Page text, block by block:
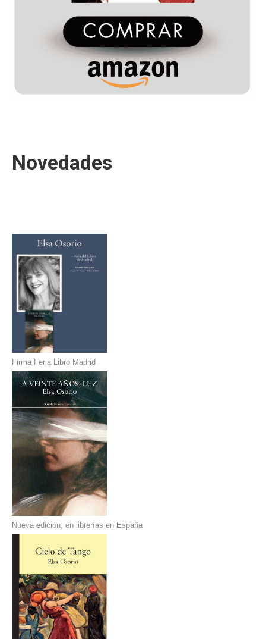
Novedades
Firma Feria Libro Madrid
Nueva edición, en librerías en España